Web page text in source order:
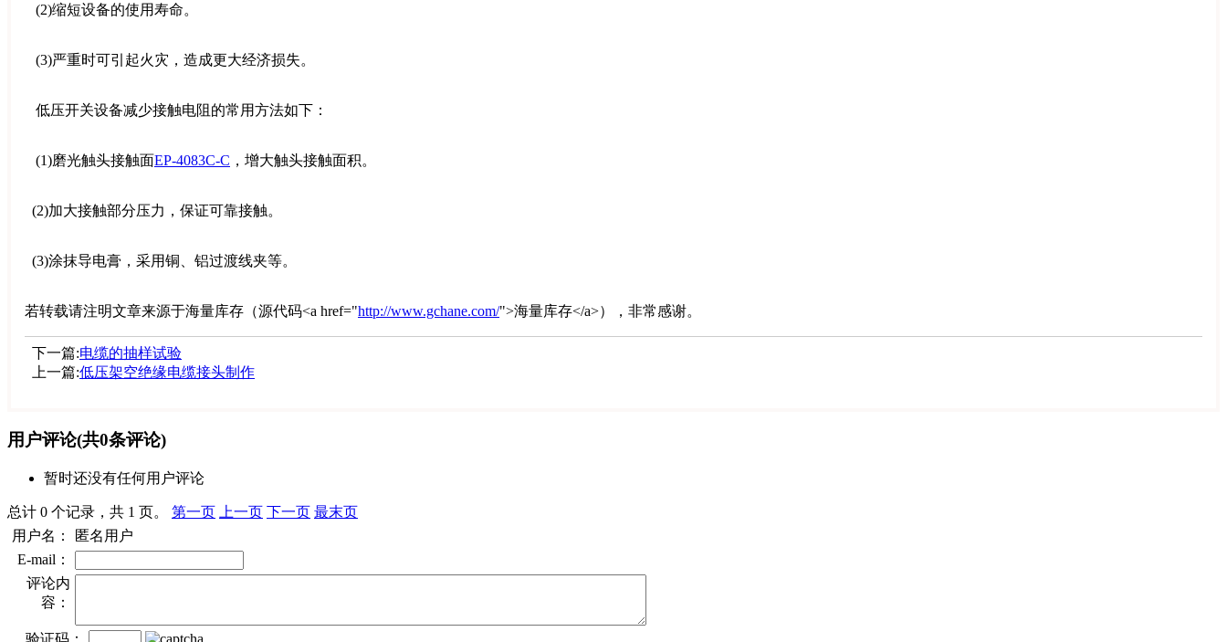
(2)缩短设备的使用寿命。
(3)严重时可引起火灾，造成更大经济损失。
低压开关设备减少接触电阻的常用方法如下：
(1)磨光触头接触面EP-4083C-C ，增大触头接触面积。
(2)加大接触部分压力，保证可靠接触。
(3)涂抹导电膏，采用铜、铝过渡线夹等。
若转载请注明文章来源于海量库存（源代码<a href="http://www.gchane.com/">海量库存</a>），非常感谢。
下一篇:电缆的抽样试验
上一篇:低压架空绝缘电缆接头制作
用户评论(共0条评论)
暂时还没有任何用户评论
总计 0 个记录，共 1 页。 第一页 上一页 下一页 最末页
用户名：
匿名用户
E-mail：
评论内
容：
验证码：